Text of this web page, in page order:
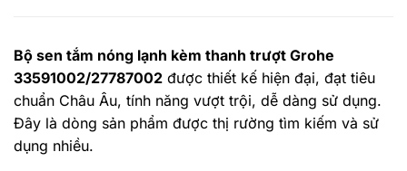
Bộ sen tắm nóng lạnh kèm thanh trượt Grohe
33591002/27787002 được thiết kế hiện đại, đạt tiêu
chuẩn Châu Âu, tính năng vượt trội, dễ dàng sử dụng.
Đây là dòng sản phẩm được thị rường tìm kiếm và sử
dụng nhiều.